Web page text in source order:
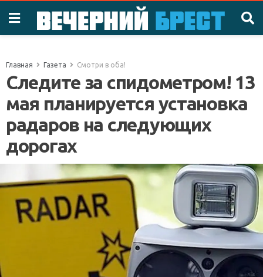
Главная Газета Смотри в оба!
Следите за спидометром! 13
мая планируется установка
радаров на следующих
дорогах